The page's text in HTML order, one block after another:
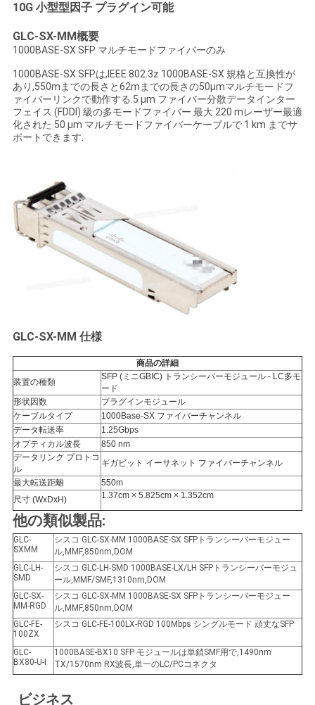
連
く
だ
さ
ニ
事
件
SITEMAP
プ
ラ
イ
バ
シ
ー
ポ
リ
10G 小型型因子 プラグイン可能
GLC-SX-MM概要
1000BASE-SX SFP マルチモードファイバーのみ
1000BASE-SX SFPは,IEEE 802.3z 1000BASE-SX 規格と互換性が
あり,550mまでの長さと62mまでの長さの50μmマルチモードフ
ァイバーリンクで動作する.5 μm ファイバー分散データインター
フェイス (FDDI) 級の多モードファイバー 最大 220 mレーザー最適
化された 50 μm マルチモードファイバーケーブルで 1 km までサ
ポートできます.
GLC-SX-MM 仕様
商品の詳細
装置の種類
SFP (ミニGBIC) トランシーバーモジュール - LC多モ
ード
形状因数
プラグインモジュール
ケーブルタイプ
1000Base-SX ファイバーチャンネル
データ転送率
1.25Gbps
オプティカル波長
850 nm
データリンク プロトコ
ル
ギガビット イーサネット ファイバーチャンネル
最大転送距離
550m
尺寸 (WxDxH)
1.37cm × 5.825cm × 1.352cm
他の類似製品:
GLC-
SXMM
シスコ GLC-SX-MM 1000BASE-SX SFPトランシーバーモジュー
ル,MMF,850nm,DOM
GLC-LH-
SMD
シスコ GLC-LH-SMD 1000BASE-LX/LH SFPトランシーバーモジュ
ール,MMF/SMF,1310nm,DOM
GLC-SX-
MM-RGD
シスコ GLC-SX-MM 1000BASE-SX SFPトランシーバーモジュー
ル,MMF,850nm,DOM
GLC-FE-
100ZX
シスコ GLC-FE-100LX-RGD 100Mbps シングルモード 頑丈なSFP
GLC-
BX80-U-I
1000BASE-BX10 SFP モジュールは単鎖SMF用で,1490nm
TX/1570nm RX波長,単一のLC/PCコネクタ
ビジネス